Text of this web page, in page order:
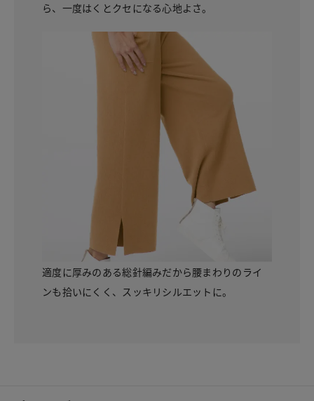
ら、一度はくとクセになる心地よさ。
適度に厚みのある総針編みだから腰まわりのライ
ンも拾いにくく、スッキリシルエットに。